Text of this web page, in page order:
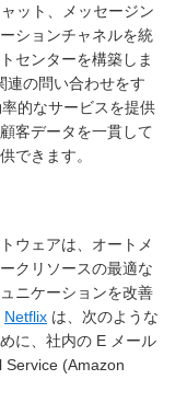
ット、メッセージン
ションチャネルを統
センターを構築しま
連の問い合わせをす
的なサービスを提供
客データを一貫して
できます。
ウェアは、オートメ
クリソースの最適な
ニケーションを改善
Netflix は、次のような
に、社内の E メール
Service (Amazon